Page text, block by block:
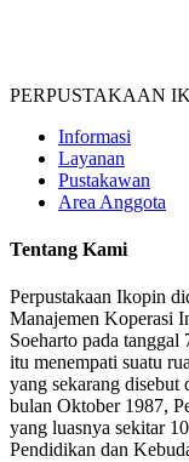
PERPUSTAKAAN
Informasi
Layanan
Pustakawan
Area Anggota
Tentang Kami
Perpustakaan Ikopin
Manajemen Koperasi
Soeharto pada
itu menempati suatu
yang sekarang
bulan Oktober 1987,
yang luasnya sekitar
Pendidikan dan